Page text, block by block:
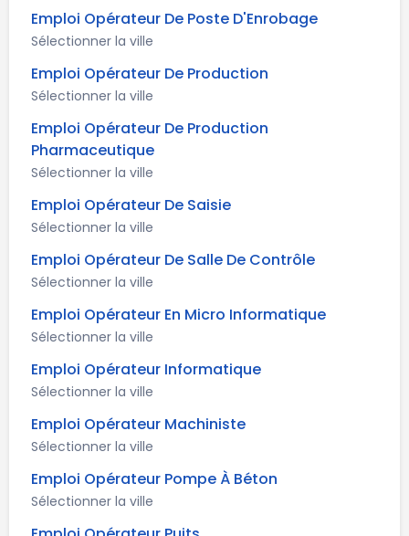
Emploi Opérateur De Poste D'Enrobage
Sélectionner la ville
Emploi Opérateur De Production
Sélectionner la ville
Emploi Opérateur De Production
Pharmaceutique
Sélectionner la ville
Emploi Opérateur De Saisie
Sélectionner la ville
Emploi Opérateur De Salle De Contrôle
Sélectionner la ville
Emploi Opérateur En Micro Informatique
Sélectionner la ville
Emploi Opérateur Informatique
Sélectionner la ville
Emploi Opérateur Machiniste
Sélectionner la ville
Emploi Opérateur Pompe À Béton
Sélectionner la ville